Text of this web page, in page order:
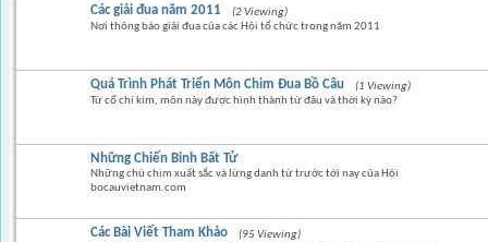
Các giải đua năm 2011
(2 Viewing)
Nơi thông báo giải đua của các Hội tổ chức trong năm 2011
Quá Trình Phát Triển Môn Chim Đua Bồ Câu
(1 Viewing)
Từ cổ chí kim, môn này được hình thành từ đâu và thời kỳ nào?
Những Chiến Binh Bất Tử
Những chú chim xuất sắc và lừng danh từ trước tới nay của Hội
bocauvietnam.com
Các Bài Viết Tham Khảo
(95 Viewing)